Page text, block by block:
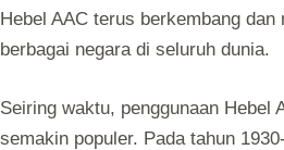
Hebel AAC terus berkembang dan
berbagai negara di seluruh dunia.
Seiring waktu, penggunaan Hebel
semakin populer. Pada tahun